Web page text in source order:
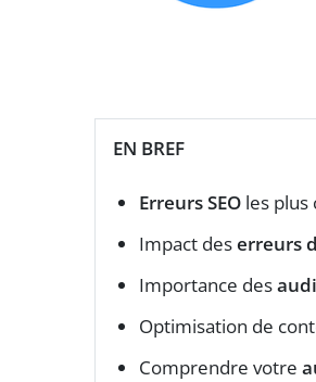
EN BREF
Erreurs SEO les plus
Impact deserreurs
Importance des
Optimisation de
Comprendre votre